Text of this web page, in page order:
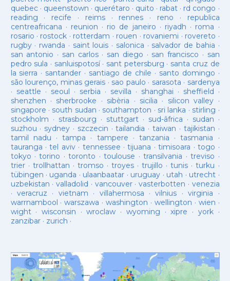
quebec· queenstown · querétaro · quito · rabat · rd congo ·
reading · recife · reims· rennes · reno · republica
centreafricana · reunion · rio de janeiro · riyadh · roma ·
rosario · rostock · rotterdam · rouen · rovaniemi · rovereto ·
rugby· rwanda · saint louis · salonica · salvador de bahia ·
san antonio · san carlos· san diego · san francisco · san
pedro sula · sanluispotosí· sant petersburg · santa cruz de
la sierra · santander · santiago de chile · santo domingo ·
são lourenço, minas gerais · sao paulo · sarasota · sardenya
· seattle · seoul · serbia · sevilla · shanghai · sheffield ·
shenzhen · sherbrooke · sibèria · sicilia · silicon valley ·
singapore · south sudan · southampton · sri lanka · stirling ·
stockholm · strasbourg · stuttgart· sud-âfrica · sudan ·
suzhou · sydney · szczecin ·tailandia ·taiwan · tajikistan ·
tamil nadu ·tampa · tampere · tanzania ·tasmania ·
tauranga ·tel aviv· tennessee ·tijuana ·timisoara ·togo ·
tokyo ·torino ·toronto ·toulouse ·transilvania ·treviso ·
trier· trollhattan · tromso · troyes·trujillo ·tunis ·turku ·
tübingen · uganda · ulaanbaatar · uruguay · utah · utrecht ·
uzbekistan · valladolid · vancouver· vasterbotten · venezia
· veracruz · vietnam · villahermosa ·vilnius ·virginia ·
warrnambool ·warszawa ·washington · wellington · wien ·
wight· wisconsin ·wroclaw · wyoming ·xipre · york·
zanzibar· zurich ·